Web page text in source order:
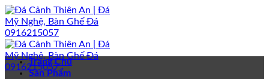
Bỏ
qua
nội
dung
Trang Chủ
Sản Phẩm